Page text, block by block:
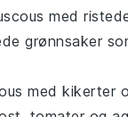
med
grønnsaker
med kikerter